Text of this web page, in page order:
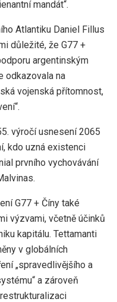
mandát“.
Atlantiku Daniel Fillus
důležité, že G77 +
argentinským
odkazovala na
vojenská přítomnost,
výročí usnesení 2065
kdo uzná existenci
prvního vychovávání
G77 + Číny také
výzvami, včetně účinků
kapitálu. Tettamanti
v globálních
„spravedlivějšího a
a zároveň